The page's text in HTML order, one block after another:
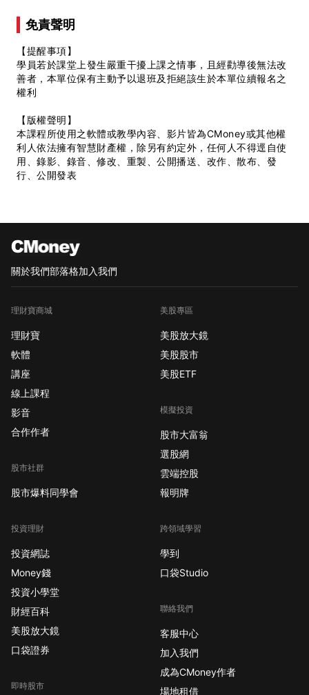
免責聲明
【提醒事項】
學員若於課堂上發生嚴重干擾上課之情事，且經勸導後無法改
善者，本單位保有主動予以退班及拒絕該生於本單位續報名之
權利
【版權聲明】
本課程所使用之軟體或教學內容、影片皆為CMoney或其他權
利人依法擁有智慧財產權，除另有約定外，任何人不得逕自使
用、錄影、錄音、修改、重製、公開播送、改作、散布、發
行、公開發表
關於我們部落格加入我們
理財寶商城
理財寶
軟體
講座
線上課程
影音
合作作者
股市社群
股市爆料同學會
投資理財
投資網誌
Money錢
投資小學堂
財經百科
美股放大鏡
口袋證券
即時股市
美股專區
美股放大鏡
美股股市
美股ETF
模擬投資
股市大富翁
選股網
雲端控股
報明牌
跨領域學習
學到
口袋Studio
聯絡我們
客服中心
加入我們
成為CMoney作者
場地租借